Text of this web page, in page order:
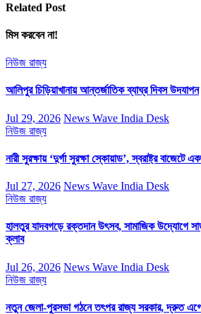
Related Post
মিস করবেন না!
নিউজ রাজ্য
আলিপুর চিড়িয়াখানায় আন্তর্জাতিক ব্যাঘ্র দিবস উদযাপন
Jul 29, 2026 News Wave India Desk
নিউজ রাজ্য
নারী সুরক্ষায় ‘দুর্গা সুরক্ষা স্কোয়াড’, স্বরাষ্ট্র বাজেটে
Jul 27, 2026 News Wave India Desk
নিউজ রাজ্য
হালতুর যাদবগড়ে রক্তদান উৎসব, সামাজিক উদ্যোগে
ক্লাব
Jul 26, 2026 News Wave India Desk
নিউজ রাজ্য
নতুন জেলা-পুরসভা গঠনে তৎপর রাজ্য সরকার, দ্রুত